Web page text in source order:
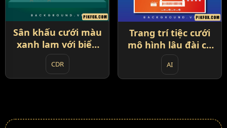
Sân khấu cưới màu
xanh lam với biểu
tượng mặt trăng
(94)
CDR
Trang trí tiệc cưới
mô hình lâu đài cổ
tích (95)
AI